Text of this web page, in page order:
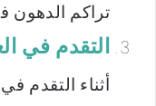
تراكم الدهون
التقدم في
أثناء التقدم